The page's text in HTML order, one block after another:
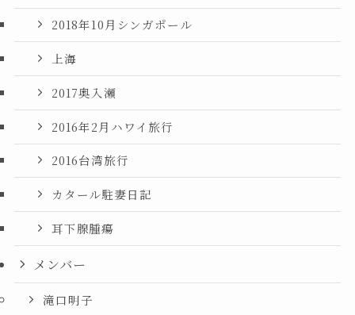
2018年10月シンガポール
上海
2017奥入瀬
2016年2月ハワイ旅行
2016台湾旅行
カタール駐妻日記
耳下腺腫瘍
メンバー
滝口明子